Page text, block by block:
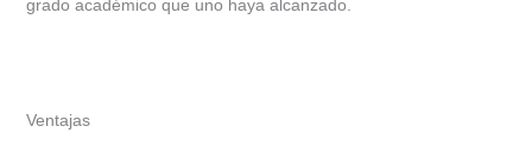
grado académico que uno haya alcanzado.
Ventajas